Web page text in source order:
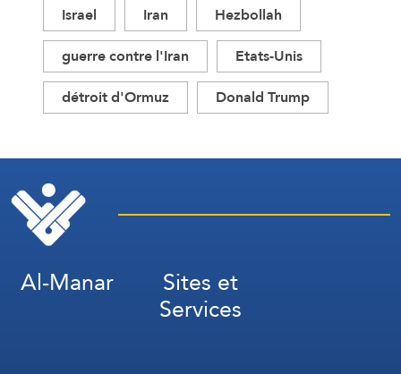
Israel
Iran
Hezbollah
guerre contre l'Iran
Etats-Unis
détroit d'Ormuz
Donald Trump
Al-Manar Sites et
Services